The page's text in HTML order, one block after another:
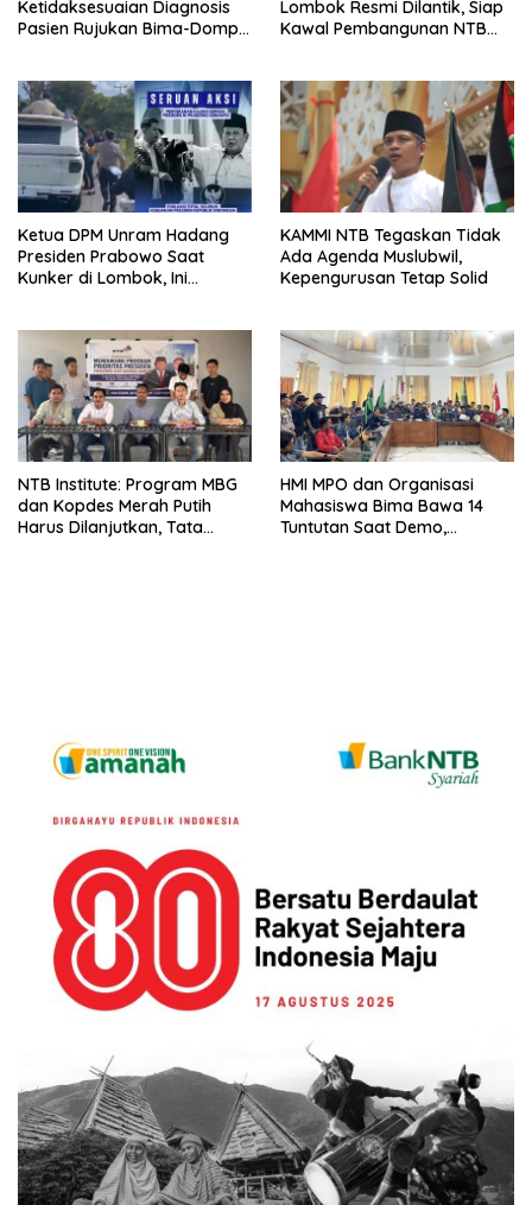
Ketidaksesuaian Diagnosis
Pasien Rujukan Bima-Dompu,
Lombok Resmi Dilantik, Siap
Kawal Pembangunan NTB
Ketua DPM Unram Hadang
Presiden Prabowo Saat
Kunker di Lombok, Ini
KAMMI NTB Tegaskan Tidak
Ada Agenda Muslubwil,
Kepengurusan Tetap Solid
NTB Institute: Program MBG
dan Kopdes Merah Putih
Harus Dilanjutkan, Tata
HMI MPO dan Organisasi
Mahasiswa Bima Bawa 14
Tuntutan Saat Demo,